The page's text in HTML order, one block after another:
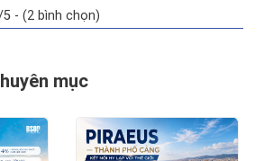
- (2 bình chọn)
mục